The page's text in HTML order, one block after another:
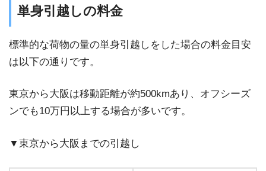
単身引越しの料金
標準的な荷物の量の単身引越しをした場合の料金目安
は以下の通りです。
東京から大阪は移動距離が約500kmあり、オフシーズ
ンでも10万円以上する場合が多いです。
▼東京から大阪までの引越し